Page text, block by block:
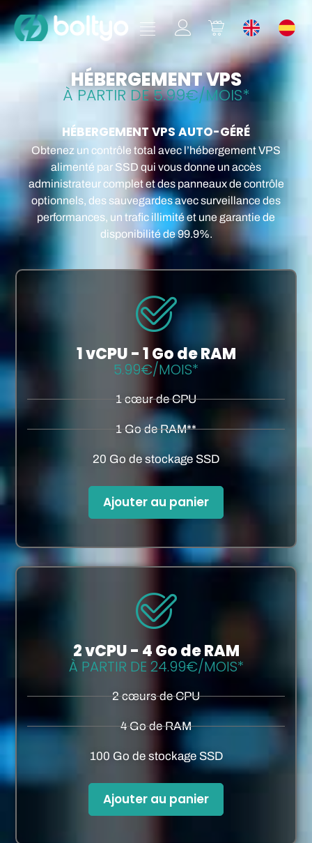
HÉBERGEMENT VPS
À PARTIR DE 5.99€/MOIS*
HÉBERGEMENT VPS AUTO-GÉRÉ
Obtenez un contrôle total avec l’hébergement VPS
alimenté par SSD qui vous donne un accès
administrateur complet et des panneaux de contrôle
optionnels, des sauvegardes avec surveillance des
performances, un trafic illimité et une garantie de
disponibilité de 99.9%.
1 vCPU - 1 Go de RAM
5.99€/MOIS*
1 cœur de CPU
1 Go de RAM**
20 Go de stockage SSD
Ajouter au panier
2 vCPU - 4 Go de RAM
À PARTIR DE 24.99€/MOIS*
2 cœurs de CPU
4 Go de RAM
100 Go de stockage SSD
Ajouter au panier